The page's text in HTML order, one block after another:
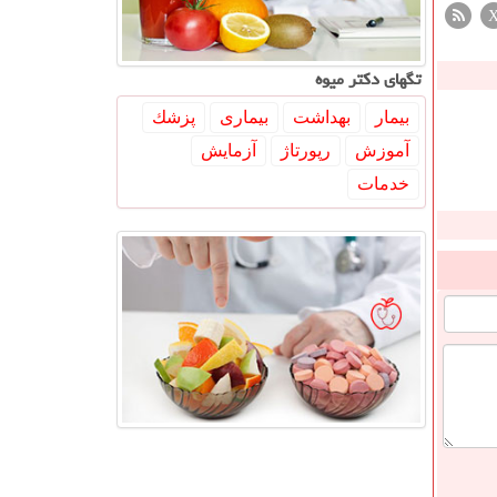
تگهای دكتر میوه
بیمار بهداشت بیماری
پزشك
آموزش
رپورتاژ
آزمایش
خدمات